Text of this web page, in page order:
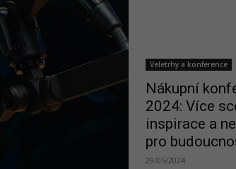
Veletrhy a konference
Nákupní
2024: Více
inspirace a
pro
29/05/2024